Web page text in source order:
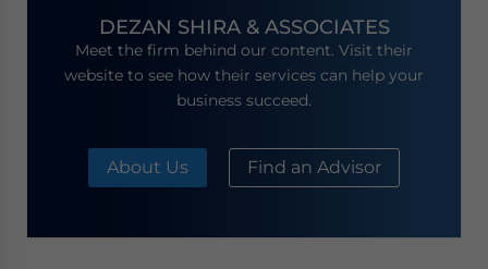
DEZAN SHIRA & ASSOCIATES
Meet the firm behind our content. Visit their
website to see how their services can help your
business succeed.
About Us Find an Advisor